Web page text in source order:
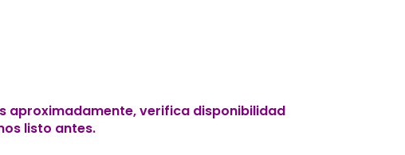
aproximadamente, verifica disponibilidad
listo antes.